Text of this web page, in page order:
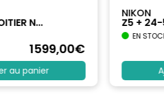
N...
1599,00€
au panier
NIKON
Z5 +
EN